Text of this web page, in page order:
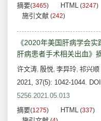
摘要(3465) HTML (3247)
施引文献 (242)
《2020年美国肝病学会
肝病患者手术相关出血》
许文涛, 殷悦, 李异玲, 祁兴顺
2021, 37(5): 1042-1044.
5256.2021.05.013
摘要(1275) HTML (337)